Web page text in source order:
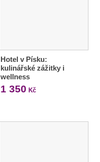
Hotel v Písku:
kulinářské zážitky i
wellness
1 350 Kč